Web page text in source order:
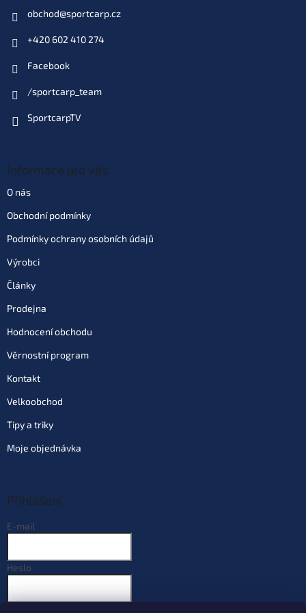
obchod@sportcarp.cz
+420 602 410 274
Facebook
/sportcarp_team
SportcarpTV
Informace pro vás
O nás
Obchodní podmínky
Podmínky ochrany osobních údajů
Výrobci
Články
Prodejna
Hodnocení obchodu
Věrnostní program
Kontakt
Velkoobchod
Tipy a triky
Moje objednávka
Přihlášení
E-mail
Heslo